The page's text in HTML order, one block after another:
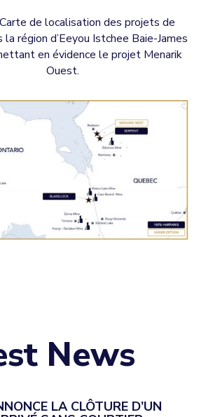
Carte de localisation des projets de
la région d’Eeyou Istchee Baie-James
en évidence le projet Menarik
Ouest.
News
LA CLÔTURE D’UN